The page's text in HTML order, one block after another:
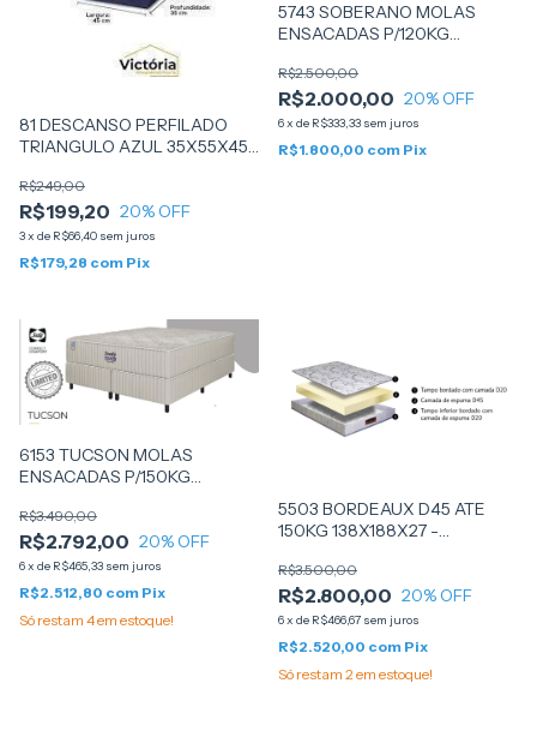
81 DESCANSO PERFILADO
TRIANGULO AZUL 35X55X45
SANKONFORT
R$199,20
R$249,00
20% OFF
3x de R$66,40 sem juros
R$179,28 com Pix
5743 SOBERANO MOLAS
ENSACADAS P/120KG
R$2.000,00
R$2.500,00
20% OFF
6x de R$333,33 sem juros
R$1.800,00 com Pix
6153 TUCSON MOLAS
ENSACADAS P/150KG
R$2.792,00
R$3.490,00
20% OFF
6x de R$465,33 sem juros
R$2.512,80 com Pix
Só restam 4em estoque!
5503 BORDEAUX D45 ATE
150KG 138X188X27 -
R$2.800,00
R$3.500,00
20% OFF
6x de R$466,67 sem juros
R$2.520,00 com Pix
Só restam 2em estoque!